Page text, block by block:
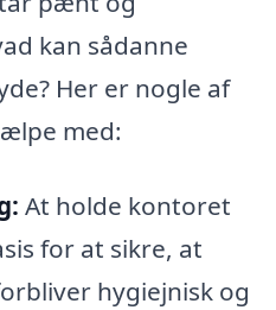
kan sådanne
Her er nogle af
med:
At holde kontoret
for at sikre, at
hygiejnisk og